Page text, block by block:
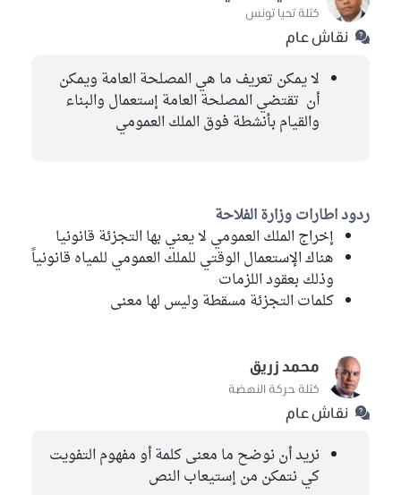
كتلة تحيا تونس
نقاش عام
لا يمكن تعريف ما هي المصلحة العامة ويمكن
أن تقتضي المصلحة العامة إستعمال والبناء
والقيام بأنشطة فوق الملك العمومي
ردود اطارات وزارة الفلاحة
إخراج الملك العمومي لا يعني بها التجزئة قانونيا
هناك الإستعمال الوقتي للملك العمومي للمياه قانونياً
وذلك بعقود اللزمات
كلمات التجزئة مسقطة وليس لها معنى
محمد زريق
كتلة حركة النهضة
نقاش عام
نريد أن نوضح ما معنى كلمة أو مفهوم التفويت
كي نتمكن من إستيعاب النص